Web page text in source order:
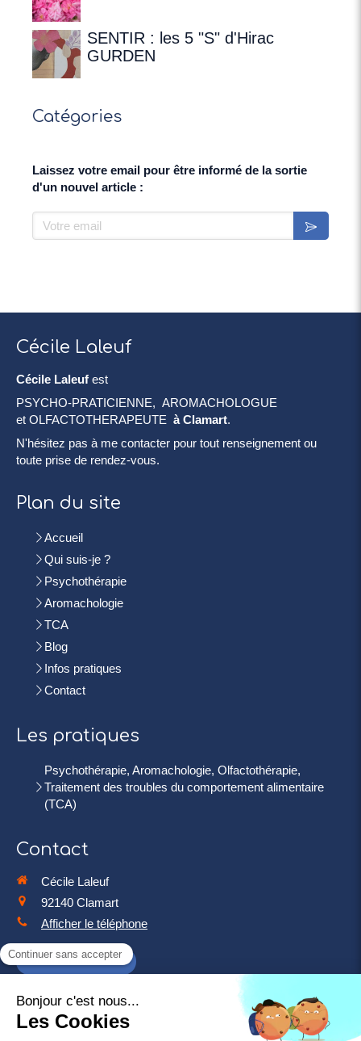
SENTIR : les 5 "S" d'Hirac
GURDEN
Catégories
Laissez votre email pour être informé de la sortie
d'un nouvel article :
Votre email
Cécile Laleuf
Cécile Laleuf est
PSYCHO-PRATICIENNE, AROMACHOLOGUE
et OLFACTOTHERAPEUTE à Clamart.
N'hésitez pas à me contacter pour tout renseignement ou
toute prise de rendez-vous.
Plan du site
Accueil
Qui suis-je ?
Psychothérapie
Aromachologie
TCA
Blog
Infos pratiques
Contact
Les pratiques
Psychothérapie, Aromachologie, Olfactothérapie,
Traitement des troubles du comportement alimentaire
(TCA)
Contact
Cécile Laleuf
92140 Clamart
Afficher le téléphone
Prendre rendez-vous
©2019 Cécile Laleuf
PSYCHO-PRATICIENNE - AROMACHOLOGUE -